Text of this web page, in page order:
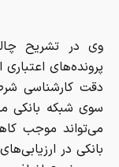
به موضوع اضافه
که «متأسفانه
به اضافه‌برداشت
در بخش دیگری از